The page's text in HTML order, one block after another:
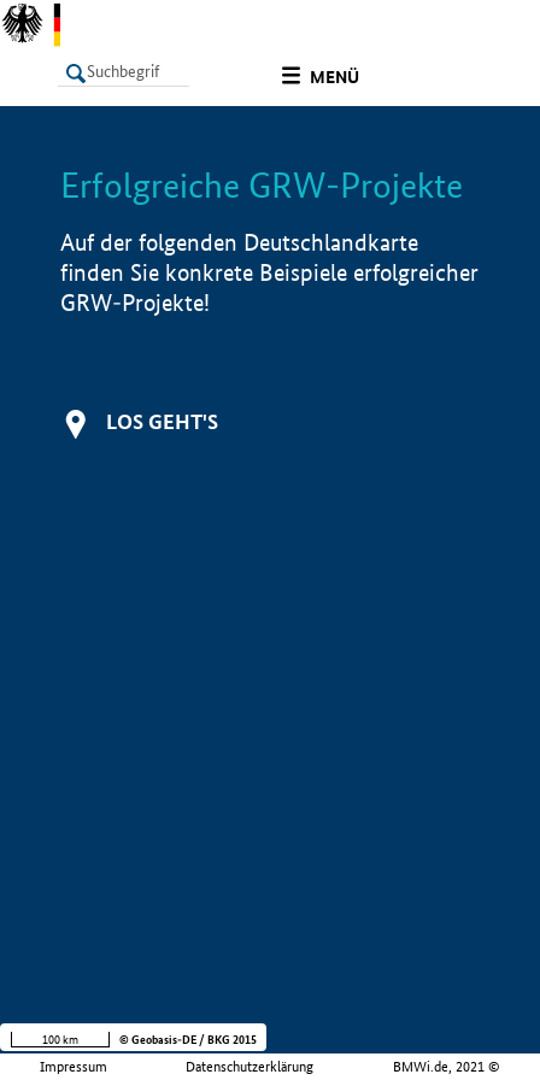
MENÜ
LISTE Info
Erfolgreiche GRW-Projekte
Auf der folgenden Deutschlandkarte
finden Sie konkrete Beispiele erfolgreicher
GRW-Projekte!
LOS GEHT'S
Impressum Datenschutzerklärung BMWi.de, 2021 ©
100 km © Geobasis-DE / BKG 2015